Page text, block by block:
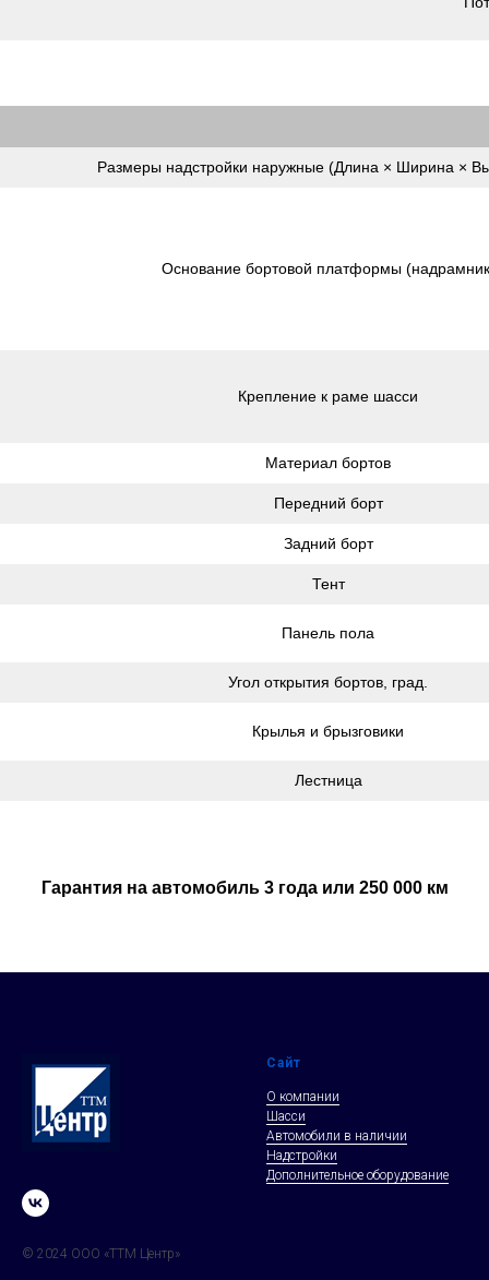
Размеры надстройки наружные (Длина × Ширина ×
Основание бортовой платформы
Крепление к раме шасси
Материал бортов
Передний борт
Задний борт
Тент
Панель пола
Угол открытия бортов, град.
Крылья и брызговики
Лестница
Гарантия на автомобиль 3 года или 250 000 км
© 2024 ООО «ТТМ Центр»
Сайт
О компании
Шасси
Автомобили в наличии
Надстройки
Дополнительное оборудование